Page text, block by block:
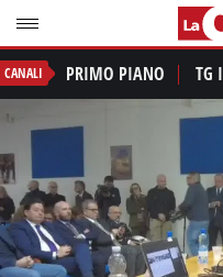
CANALI PRIMO PIANO TG